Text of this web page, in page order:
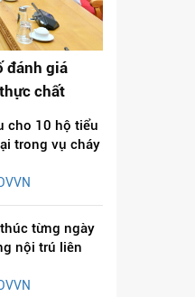
đánh giá
chất
cho 10 hộ tiểu
trong vụ cháy
từng ngày
nội trú liên